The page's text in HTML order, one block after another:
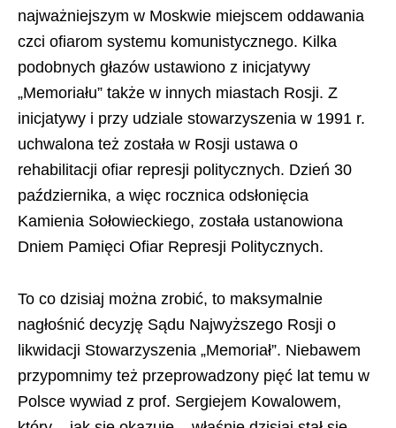
najważniejszym w Moskwie miejscem oddawania
czci ofiarom systemu komunistycznego. Kilka
podobnych głazów ustawiono z inicjatywy
„Memoriału” także w innych miastach Rosji. Z
inicjatywy i przy udziale stowarzyszenia w 1991 r.
uchwalona też została w Rosji ustawa o
rehabilitacji ofiar represji politycznych. Dzień 30
października, a więc rocznica odsłonięcia
Kamienia Sołowieckiego, została ustanowiona
Dniem Pamięci Ofiar Represji Politycznych.
To co dzisiaj można zrobić, to maksymalnie
nagłośnić decyzję Sądu Najwyższego Rosji o
likwidacji Stowarzyszenia „Memoriał”. Niebawem
przypomnimy też przeprowadzony pięć lat temu w
Polsce wywiad z prof. Sergiejem Kowalowem,